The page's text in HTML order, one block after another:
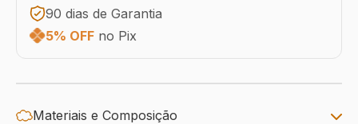
90 dias de Garantia
5% OFF no Pix
Materiais e Composição